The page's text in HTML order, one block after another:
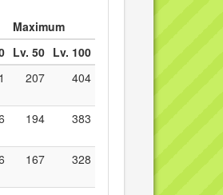
Maximum
Lv. 50 Lv. 100
207 404
194 383
167 328